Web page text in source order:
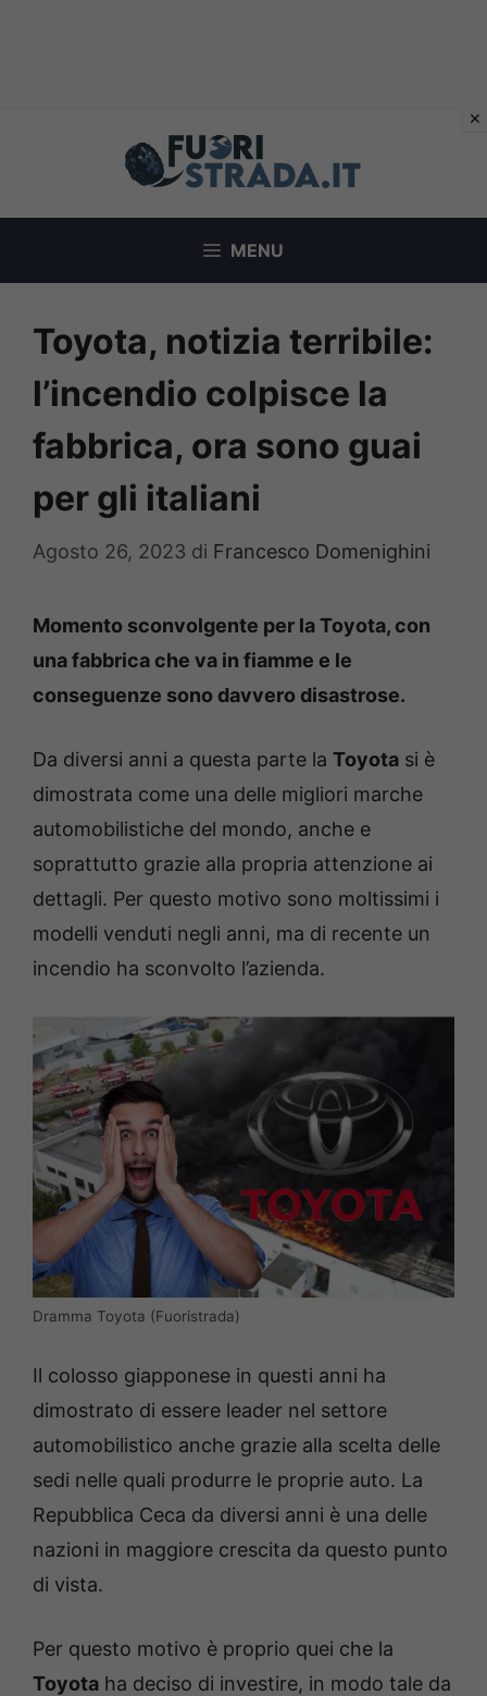
MENU
Toyota, notizia terribile:
l’incendio colpisce la
fabbrica, ora sono guai
per gli italiani
Agosto 26, 2023 di Francesco Domenighini
Momento sconvolgente per la Toyota, con
una fabbrica che va in fiamme e le
conseguenze sono davvero disastrose.
Da diversi anni a questa parte la Toyota si è
dimostrata come una delle migliori marche
automobilistiche del mondo, anche e
soprattutto grazie alla propria attenzione ai
dettagli. Per questo motivo sono moltissimi i
modelli venduti negli anni, ma di recente un
incendio ha sconvolto l’azienda.
Dramma Toyota (Fuoristrada)
Il colosso giapponese in questi anni ha
dimostrato di essere leader nel settore
automobilistico anche grazie alla scelta delle
sedi nelle quali produrre le proprie auto. La
Repubblica Ceca da diversi anni è una delle
nazioni in maggiore crescita da questo punto
di vista.
Per questo motivo è proprio quei che la
Toyota ha deciso di investire, in modo tale da